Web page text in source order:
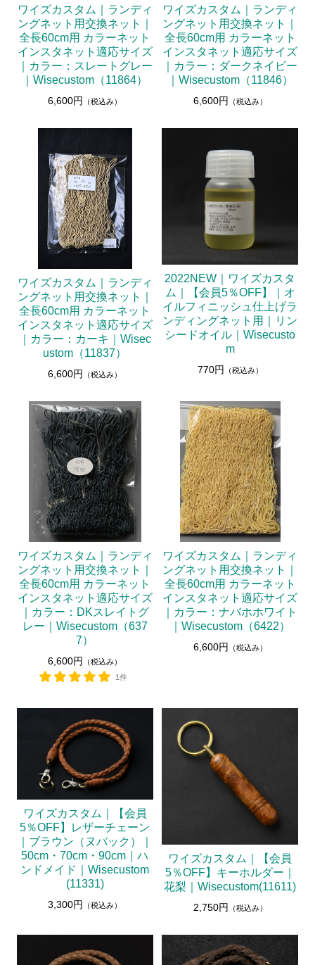
ワイズカスタム｜ランディ
ングネット用交換ネット｜
全長60cm用 カラーネット
インスタネット適応サイズ
｜カラー：スレートグレー
｜Wisecustom（11864）
6,600円 （税込み）
ワイズカスタム｜ランディ
ングネット用交換ネット｜
全長60cm用 カラーネット
インスタネット適応サイズ
｜カラー：ダークネイビー
｜Wisecustom（11846）
6,600円 （税込み）
ワイズカスタム｜ランディ
ングネット用交換ネット｜
全長60cm用 カラーネット
インスタネット適応サイズ
｜カラー：カーキ｜Wisec
ustom（11837）
6,600円 （税込み）
2022NEW｜ワイズカスタ
ム｜【会員5％OFF】｜オ
イルフィニッシュ仕上げラ
ンディングネット用｜リン
シードオイル｜Wisecusto
m
770円 （税込み）
ワイズカスタム｜ランディ
ングネット用交換ネット｜
全長60cm用 カラーネット
インスタネット適応サイズ
｜カラー：DKスレイトグ
レー｜Wisecustom（637
7）
6,600円
（税込み）
1件
ワイズカスタム｜ランディ
ングネット用交換ネット｜
全長60cm用 カラーネット
インスタネット適応サイズ
｜カラー：ナバホホワイト
｜Wisecustom（6422）
6,600円 （税込み）
ワイズカスタム｜【会員
5％OFF】レザーチェーン
｜ブラウン（ヌバック）｜
50cm・70cm・90cm｜ハ
ンドメイド｜Wisecustom
(11331)
3,300円 （税込み）
ワイズカスタム｜【会員
5％OFF】キーホルダー｜
花梨｜Wisecustom(11611)
2,750円 （税込み）